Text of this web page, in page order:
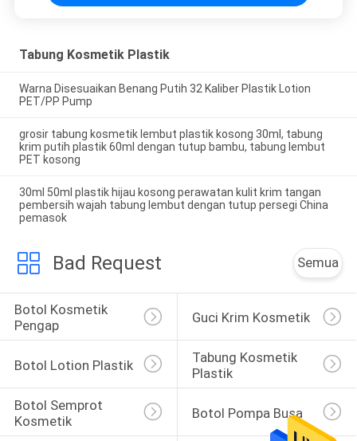
Tabung Kosmetik Plastik
Warna Disesuaikan Benang Putih 32 Kaliber Plastik Lotion
PET/PP Pump
grosir tabung kosmetik lembut plastik kosong 30ml, tabung
krim putih plastik 60ml dengan tutup bambu, tabung lembut
PET kosong
30ml 50ml plastik hijau kosong perawatan kulit krim tangan
pembersih wajah tabung lembut dengan tutup persegi China
pemasok
Bad Request Semua
Botol Kosmetik
Pengap
Guci Krim Kosmetik
Botol Lotion Plastik
Tabung Kosmetik
Plastik
Botol Semprot
Kosmetik
Botol Pompa Busa